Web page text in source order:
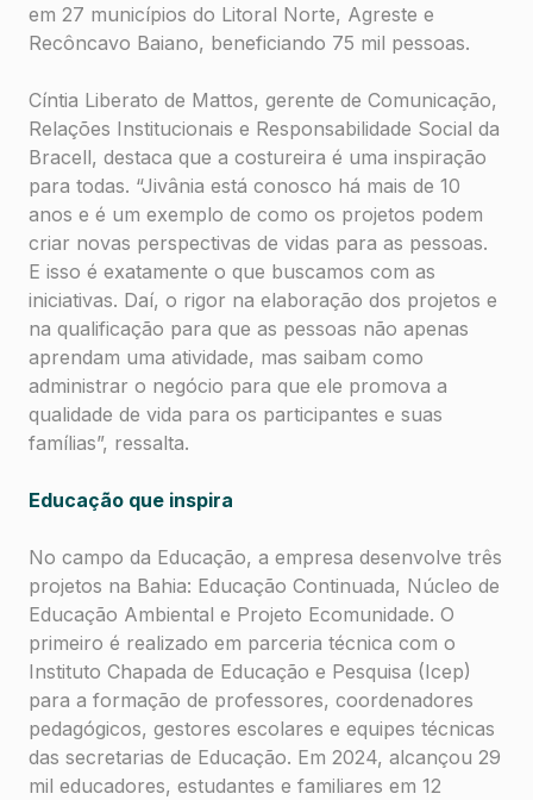
em 27 municípios do Litoral Norte, Agreste e
Recôncavo Baiano, beneficiando 75 mil pessoas.
Cíntia Liberato de Mattos, gerente de Comunicação,
Relações Institucionais e Responsabilidade Social da
Bracell, destaca que a costureira é uma inspiração
para todas. “Jivânia está conosco há mais de 10
anos e é um exemplo de como os projetos podem
criar novas perspectivas de vidas para as pessoas.
E isso é exatamente o que buscamos com as
iniciativas. Daí, o rigor na elaboração dos projetos e
na qualificação para que as pessoas não apenas
aprendam uma atividade, mas saibam como
administrar o negócio para que ele promova a
qualidade de vida para os participantes e suas
famílias”, ressalta.
Educação que inspira
No campo da Educação, a empresa desenvolve três
projetos na Bahia: Educação Continuada, Núcleo de
Educação Ambiental e Projeto Ecomunidade. O
primeiro é realizado em parceria técnica com o
Instituto Chapada de Educação e Pesquisa (Icep)
para a formação de professores, coordenadores
pedagógicos, gestores escolares e equipes técnicas
das secretarias de Educação. Em 2024, alcançou 29
mil educadores, estudantes e familiares em 12